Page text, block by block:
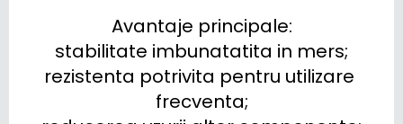
Avantaje principale:
stabilitate imbunatatita in mers;
rezistenta potrivita pentru utilizare
frecventa;